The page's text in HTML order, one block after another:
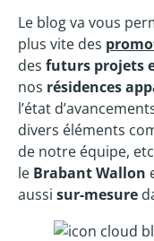
Le blog va vous
plus vite des
des futurs projets
nos résidences
l’état
divers éléments
de notre équipe,
le Brabant Wallon
aussi sur-mesure